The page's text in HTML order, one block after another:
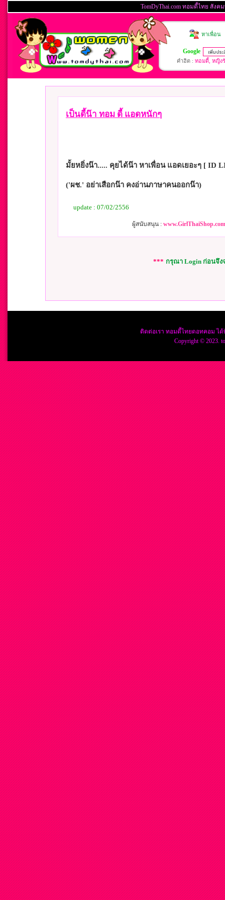
เป็นดี้น๊า ทอม ดี้ แอดหนักๆ
มั้ยหยิ่งน๊า..... คุยได้น๊า หาเพื่อน แอดเยอะๆ [ ID
('ผช.' อย่าเสือกน๊า คงอ่านภาษาคนออกน๊า)
update : 07/02/2556
ผู้สนับสนุน :
*** กรุณา Login ก่อนจึง